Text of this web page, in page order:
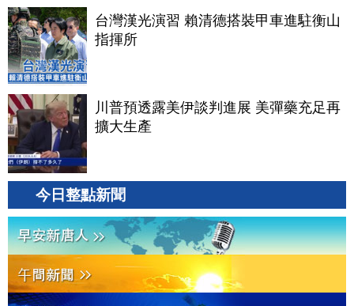
台灣漢光演習 賴清德搭裝甲車進駐衡山
指揮所
川普預透露美伊談判進展 美彈藥充足再
擴大生產
今日整點新聞